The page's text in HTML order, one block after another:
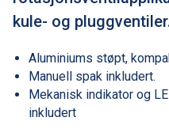
kule- og
Aluminiums støpt,
Manuell spak inkludert.
Mekanisk indikator og
inkludert